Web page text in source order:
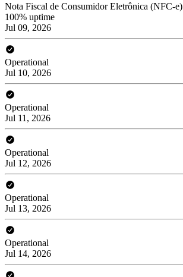
Nota Fiscal de Consumidor Eletrônica (NFC-e)
100% uptime
Jul 09, 2026
Operational
Jul 10, 2026
Operational
Jul 11, 2026
Operational
Jul 12, 2026
Operational
Jul 13, 2026
Operational
Jul 14, 2026